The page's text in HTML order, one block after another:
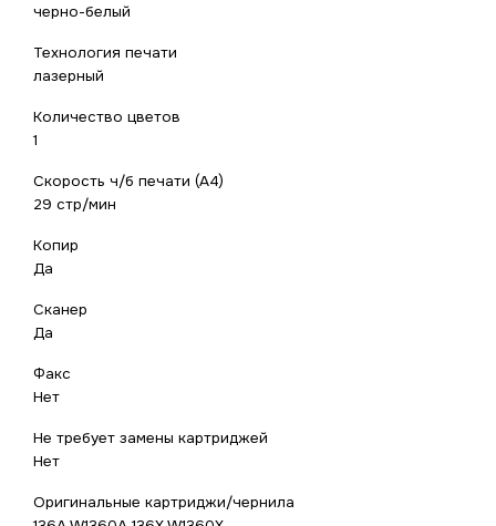
черно-белый
Технология печати
лазерный
Количество цветов
1
Скорость ч/б печати (А4)
29 стр/мин
Копир
Да
Сканер
Да
Факс
Нет
Не требует замены картриджей
Нет
Оригинальные картриджи/чернила